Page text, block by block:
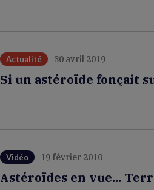
Actualité 30 avril 2019
Si un astéroïde fonçait
Vidéo 19 février 2010
Astéroïdes en vue...